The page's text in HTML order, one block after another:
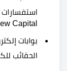
Capital.
بوابات
الحقائب